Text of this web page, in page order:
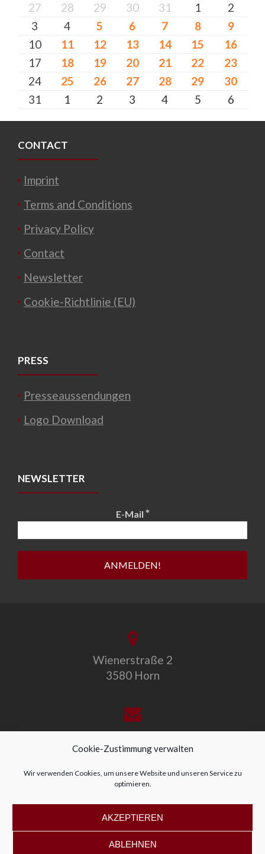
Cookie-Zustimmung verwalten
Wir verwenden Cookies, um unsere Website und unseren Service zu
optimieren.
AKZEPTIEREN
ABLEHNEN
27
28 29 30 31 1
2
3
4 5 6 7 8
9
10
11 12 13 14 15
16
17
18 19 20 21 22
23
24
25 26 27 28 29
30
31
1 2 3 4 5 6
CONTACT
Imprint
Terms and Conditions
Privacy Policy
Contact
Newsletter
Cookie-Richtlinie (EU)
PRESS
Presseaussendungen
Logo Download
NEWSLETTER
E-Mail *
Wienerstraße 2
3580 Horn
office@allegro-vivo.at